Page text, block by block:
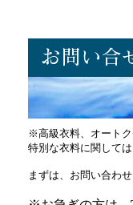
※高級衣料、オートク
特別な衣料に関して
まずは、お問い合わ